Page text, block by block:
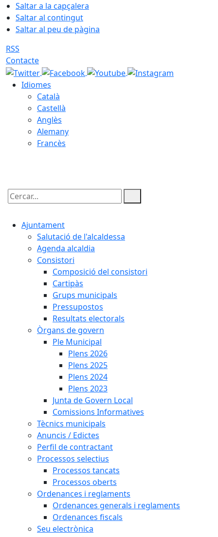
Saltar a la capçalera
Saltar al contingut
Saltar al peu de pàgina
RSS
Contacte
Idiomes
Català
Castellà
Anglès
Alemany
Francès
Cercar:
Ajuntament
Salutació de l'alcaldessa
Agenda alcaldia
Consistori
Composició del consistori
Cartipàs
Grups municipals
Pressupostos
Resultats electorals
Òrgans de govern
Ple Municipal
Plens 2026
Plens 2025
Plens 2024
Plens 2023
Junta de Govern Local
Comissions Informatives
Tècnics municipals
Anuncis / Edictes
Perfil de contractant
Processos selectius
Processos tancats
Processos oberts
Ordenances i reglaments
Ordenances generals i reglaments
Ordenances fiscals
Seu electrònica